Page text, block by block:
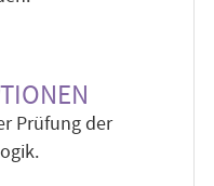
Prüfung der